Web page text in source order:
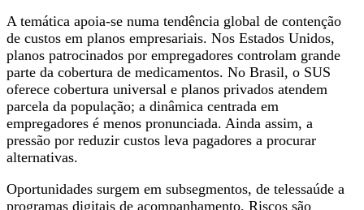
A temática apoia-se numa tendência global de contenção
de custos em planos empresariais. Nos Estados Unidos,
planos patrocinados por empregadores controlam grande
parte da cobertura de medicamentos. No Brasil, o SUS
oferece cobertura universal e planos privados atendem
parcela da população; a dinâmica centrada em
empregadores é menos pronunciada. Ainda assim, a
pressão por reduzir custos leva pagadores a procurar
alternativas.
Oportunidades surgem em subsegmentos, de telessaúde a
programas digitais de acompanhamento. Riscos são